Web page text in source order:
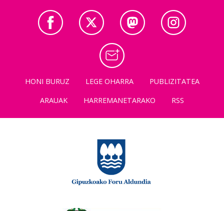
HONI BURUZ LEGE OHARRA
PUBLIZITATEA
ARAUAK
HARREMANETARAKO RSS